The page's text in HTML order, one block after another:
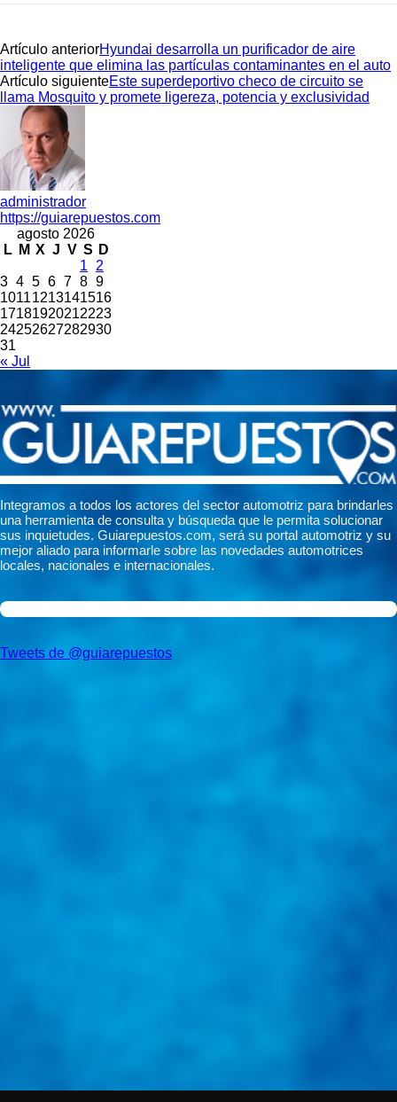
Artículo anteriorHyundai desarrolla un purificador de aire
inteligente que elimina las partículas contaminantes en el auto
Artículo siguienteEste superdeportivo checo de circuito se
llama Mosquito y promete ligereza, potencia y exclusividad
administrador
https://guiarepuestos.com
agosto 2026
L M X J V S D
1
2
3 4 5 6 7 8 9
10111213141516
17181920212223
24252627282930
31
« Jul
Integramos a todos los actores del sector automotriz para brindarles
una herramienta de consulta y búsqueda que le permita solucionar
sus inquietudes. Guiarepuestos.com, será su portal automotriz y su
mejor aliado para informarle sobre las novedades automotrices
locales, nacionales e internacionales.
Tweets de @guiarepuestos